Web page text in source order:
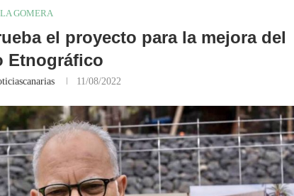
LA GOMERA
el proyecto para la mejora del
Etnográfico
11/08/2022